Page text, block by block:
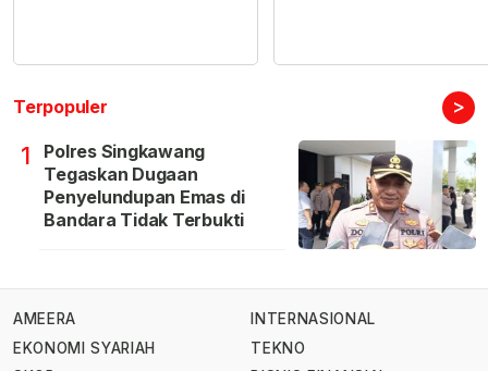
Terpopuler >
1
Polres Singkawang
Tegaskan Dugaan
Penyelundupan Emas di
Bandara Tidak Terbukti
AMEERA
EKONOMI SYARIAH
INTERNASIONAL
TEKNO